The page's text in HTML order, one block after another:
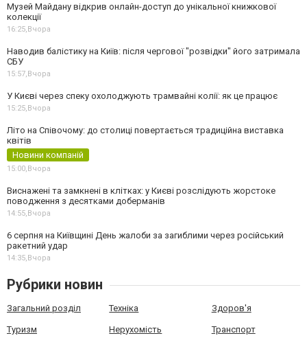
Музей Майдану відкрив онлайн-доступ до унікальної книжкової
колекції
16:25,Вчора
Наводив балістику на Київ: після чергової "розвідки" його затримала
СБУ
15:57,Вчора
У Києві через спеку охолоджують трамвайні колії: як це працює
15:25,Вчора
Літо на Співочому: до столиці повертається традиційна виставка
квітів
Новини компаній
15:00,Вчора
Виснажені та замкнені в клітках: у Києві розслідують жорстоке
поводження з десятками доберманів
14:55,Вчора
6 серпня на Київщині День жалоби за загиблими через російський
ракетний удар
14:35,Вчора
Рубрики новин
Загальний розділ Техніка Здоров'я
Туризм Нерухомість Транспорт